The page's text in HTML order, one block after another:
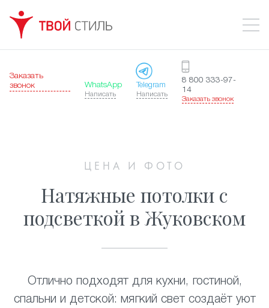
Заказать
звонок
WhatsApp
Написать
Telegram
Написать
8 800 333-97-
14
Заказать звонок
ЦЕНА И ФОТО
Натяжные потолки с
подсветкой в Жуковском
Отлично подходят для кухни, гостиной,
спальни и детской: мягкий свет создаёт уют